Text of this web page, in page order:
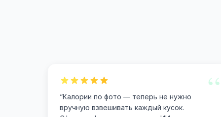
“
“Калории по фото — теперь не нужно
вручную взвешивать каждый кусок.